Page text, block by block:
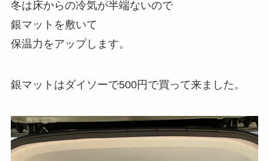
冬は床からの冷気が半端ないので
銀マットを敷いて
保温力をアップします。
銀マットはダイソーで500円で買って来ました。